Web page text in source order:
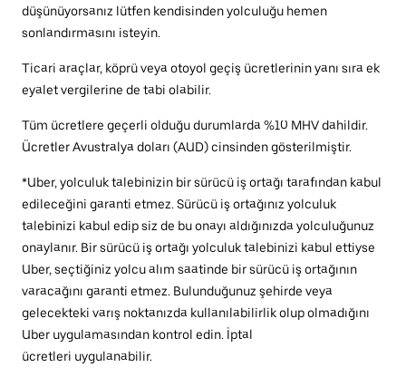
düşünüyorsanız lütfen kendisinden yolculuğu hemen
sonlandırmasını isteyin.
Ticari araçlar, köprü veya otoyol geçiş ücretlerinin yanı sıra ek
eyalet vergilerine de tabi olabilir.
Tüm ücretlere geçerli olduğu durumlarda %10 MHV dahildir.
Ücretler Avustralya doları (AUD) cinsinden gösterilmiştir.
*Uber, yolculuk talebinizin bir sürücü iş ortağı tarafından kabul
edileceğini garanti etmez. Sürücü iş ortağınız yolculuk
talebinizi kabul edip siz de bu onayı aldığınızda yolculuğunuz
onaylanır. Bir sürücü iş ortağı yolculuk talebinizi kabul ettiyse
Uber, seçtiğiniz yolcu alım saatinde bir sürücü iş ortağının
varacağını garanti etmez. Bulunduğunuz şehirde veya
gelecekteki varış noktanızda kullanılabilirlik olup olmadığını
Uber uygulamasından kontrol edin. İptal
ücretleri uygulanabilir.